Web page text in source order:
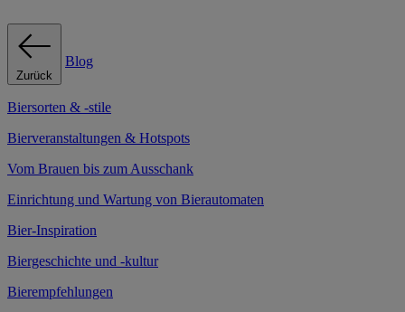
Zurück
Blog
Biersorten & -stile
Bierveranstaltungen & Hotspots
Vom Brauen bis zum Ausschank
Einrichtung und Wartung von Bierautomaten
Bier-Inspiration
Biergeschichte und -kultur
Bierempfehlungen